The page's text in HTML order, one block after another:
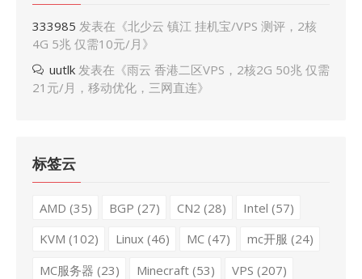
333985 发表在《北少云 镇江 挂机宝/VPS 测评，2核
4G 5兆 仅需10元/月 》
uutlk 发表在《雨云 香港二区VPS，2核2G 50兆 仅需
21元/月，移动优化，三网直连》
标签云
AMD (35) BGP (27) CN2 (28) Intel (57)
KVM (102) Linux(46) MC(47) mc开服 (24)
MC服务器 (23) Minecraft(53) VPS (207)